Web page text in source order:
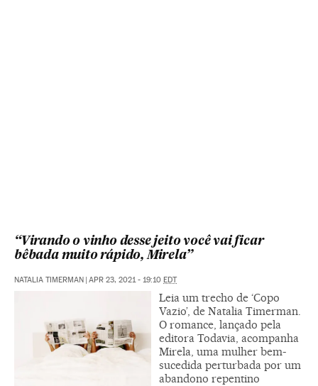
“Virando o vinho desse jeito você vai ficar
bêbada muito rápido, Mirela”
NATALIA TIMERMAN | APR 23, 2021 - 19:10 EDT
Leia um trecho de ‘Copo
Vazio’, de Natalia Timerman.
O romance, lançado pela
editora Todavia, acompanha
Mirela, uma mulher bem-
sucedida perturbada por um
abandono repentino